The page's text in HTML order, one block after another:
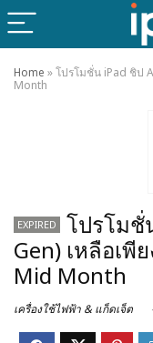
Home »โปรโมชั่น iPad ชิป
Month
EXPIRED
โปรโมชั่
Gen) เหลือเพี
Mid Month
เครื่องใช้ไฟฟ้า & แก็ดเจ็ต